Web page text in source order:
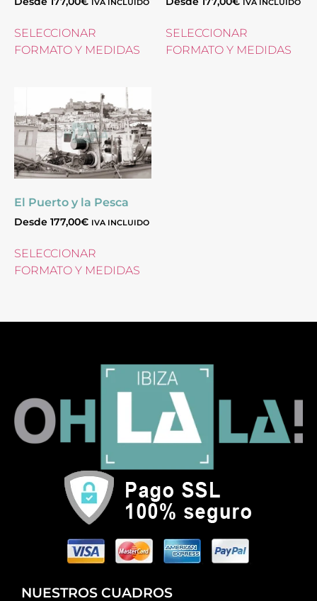
IVA INCLUIDO
SELECCIONAR
FORMATO Y MEDIDAS
IVA INCLUIDO
SELECCIONAR
FORMATO Y MEDIDAS
El Puerto y la Pesca
Desde 177,00€ IVA INCLUIDO
SELECCIONAR
FORMATO Y MEDIDAS
NUESTROS CUADROS